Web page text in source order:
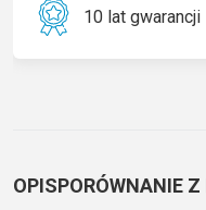
10 lat gwarancji
OPISPORÓWNANIE